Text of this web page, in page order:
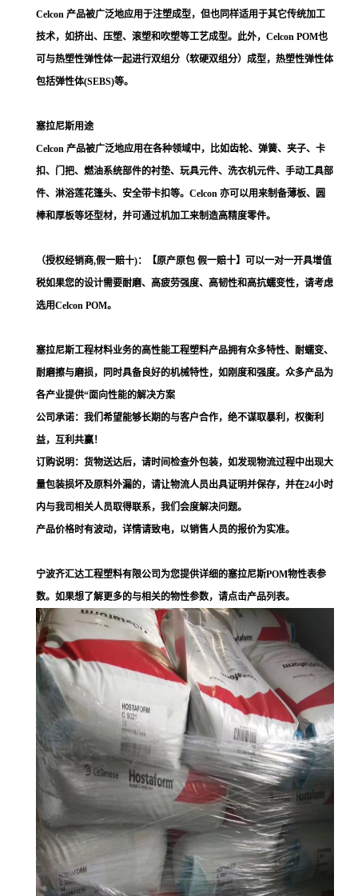
Celcon 产品被广泛地应用于注塑成型，但也同样适用于其它传统加工
技术，如挤出、压塑、滚塑和吹塑等工艺成型。此外，Celcon POM也
可与热塑性弹性体一起进行双组分（软硬双组分）成型，热塑性弹性体
包括弹性体(SEBS)等。
塞拉尼斯用途
Celcon 产品被广泛地应用在各种领域中，比如齿轮、弹簧、夹子、卡
扣、门把、燃油系统部件的衬垫、玩具元件、洗衣机元件、手动工具部
件、淋浴莲花篷头、安全带卡扣等。Celcon 亦可以用来制备薄板、圆
棒和厚板等坯型材，并可通过机加工来制造高精度零件。
（授权经销商,假一赔十)：【原产原包 假一赔十】可以一对一开具增值
税如果您的设计需要耐磨、高疲劳强度、高韧性和高抗蠕变性，请考虑
选用Celcon POM。
塞拉尼斯工程材料业务的高性能工程塑料产品拥有众多特性、耐蠕变、
耐磨擦与磨损，同时具备良好的机械特性，如刚度和强度。众多产品为
各产业提供“面向性能的解决方案
公司承诺：我们希望能够长期的与客户合作，绝不谋取暴利，权衡利
益，互利共赢！
订购说明：货物送达后，请时间检查外包装，如发现物流过程中出现大
量包装损坏及原料外漏的，请让物流人员出具证明并保存，并在24小时
内与我司相关人员取得联系，我们会度解决问题。
产品价格时有波动，详情请致电，以销售人员的报价为实准。
宁波齐汇达工程塑料有限公司为您提供详细的塞拉尼斯POM物性表参
数。如果想了解更多的与相关的物性参数，请点击产品列表。